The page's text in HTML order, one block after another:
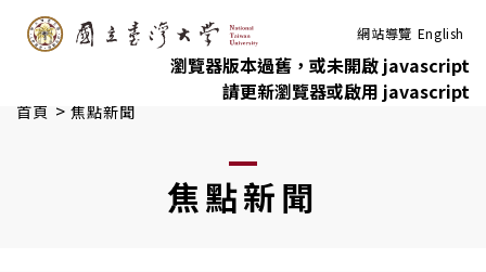
跳到主要內容 網站導覽 English
瀏覽器版本過舊，或未開啟 javascript
請更新瀏覽器或啟用 javascript
首頁 > 焦點新聞
焦點新聞